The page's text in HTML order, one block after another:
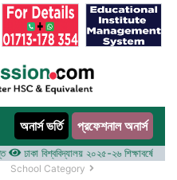
অনার্স ভর্তি প্রফেশনাল অনার্স
ঢাকা বিশ্ববিদ্যালয় ২০২৫-২৬ শিক্ষাবর্ষে
School Category